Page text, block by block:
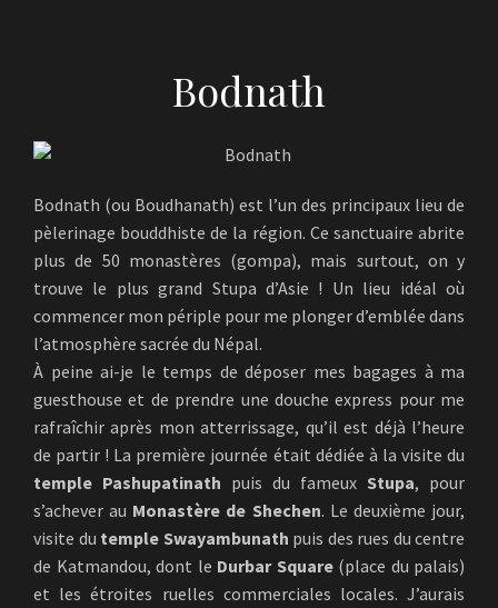
Bodnath
Bodnath (ou Boudhanath) est l’un des principaux lieu de
pèlerinage bouddhiste de la région. Ce sanctuaire abrite
plus de 50 monastères (gompa), mais surtout, on y
trouve le plus grand Stupa d’Asie ! Un lieu idéal où
commencer mon périple pour me plonger d’emblée dans
l’atmosphère sacrée du Népal.
À peine ai-je le temps de déposer mes bagages à ma
guesthouse et de prendre une douche express pour me
rafraîchir après mon atterrissage, qu’il est déjà l’heure
de partir ! La première journée était dédiée à la visite du
temple Pashupatinath puis du fameux Stupa, pour
s’achever au Monastère de Shechen. Le deuxième jour,
visite du temple Swayambunath puis des rues du centre
de Katmandou, dont le Durbar Square(place du palais)
et les étroites ruelles commerciales locales. J’aurais